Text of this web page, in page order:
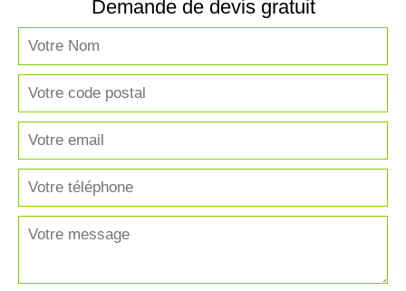
Demande de devis gratuit